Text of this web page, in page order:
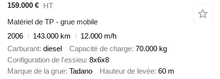
159.000 € HT
Matériel de TP - grue mobile
2006
143.000 km
12.000 m/h
Carburant diesel Capacité de charge 70.000 kg
Configuration de l'essieu 8x6x8
Marque de la grue Tadano Hauteur de levée 60 m